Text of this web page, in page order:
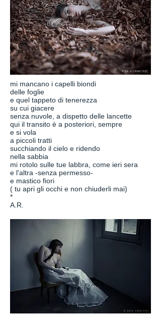
mi mancano i capelli biondi
delle foglie
e quel tappeto di tenerezza
su cui giacere
senza nuvole, a dispetto delle lancette
qui il transito è a posteriori, sempre
e si vola
a piccoli tratti
succhiando il cielo e ridendo
nella sabbia
mi rotolo sulle tue labbra, come ieri sera
e l'altra -senza permesso-
e mastico fiori
( tu apri gli occhi e non chiuderli mai)
*
A.R.